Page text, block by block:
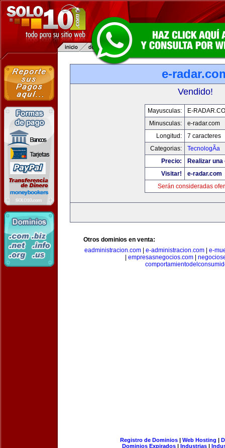
e-
Vendido!
Mayusculas:
E-
Minusculas:
e-radar.com
Longitud:
7 caracteres
Categorias:
TecnologÃ­a
Precio:
Realizar
Visitar!
e-radar.com
Serán consideradas
Otros dominios en venta:
eadministracion.com| e-administracion.com| e-
empresasnegocios.com|
Registro de Dominios| Web Hosting |
Dominios Expirados | Industrias |